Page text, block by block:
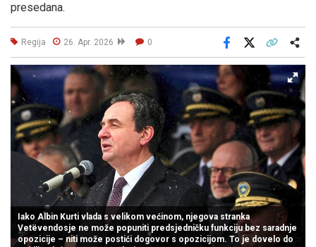
presedana.
Regija 26. Apr. 2026 0
Facebook
Iako Albin Kurti vlada s velikom većinom, njegova stranka
Vetëvendosje ne može popuniti predsjedničku funkciju bez saradnje
opozicije – niti može postići dogovor s opozicijom. To je dovelo do